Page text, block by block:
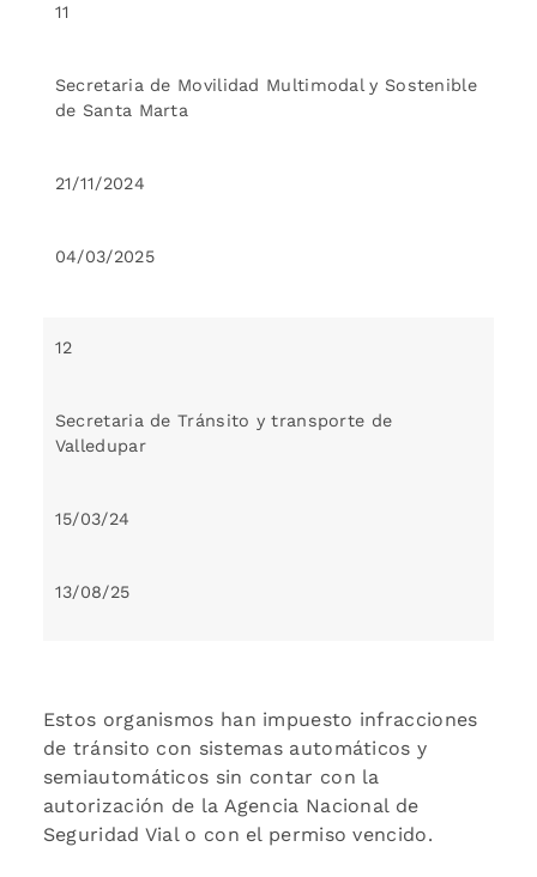
11
Secretaria de Movilidad Multimodal y Sostenible
de Santa Marta
21/11/2024
04/03/2025
12
Secretaria de Tránsito y transporte de
Valledupar
15/03/24
13/08/25
Estos organismos han impuesto infracciones
de tránsito con sistemas automáticos y
semiautomáticos sin contar con la
autorización de la Agencia Nacional de
Seguridad Vial o con el permiso vencido.